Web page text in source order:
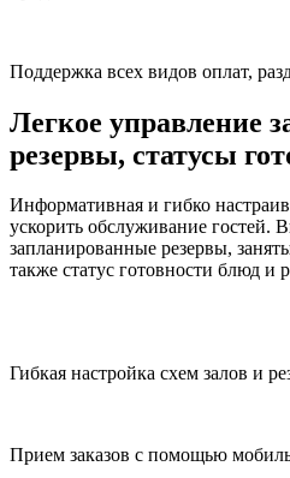
Поддержка всех видов оплат,
Легкое управление
резервы, статусы
Информативная и гибко
ускорить обслуживание гостей.
запланированные резервы,
также статус готовности блюд и
Гибкая настройка схем залов и
Прием заказов с помощью